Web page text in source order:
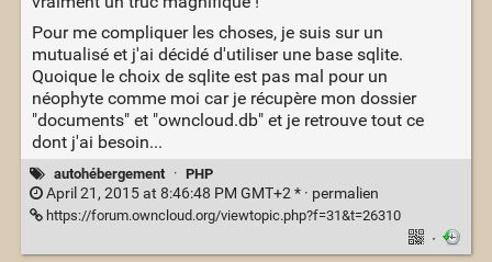
Pour me compliquer les choses, je suis sur un
mutualisé et j'ai décidé d'utiliser une base sqlite.
Quoique le choix de sqlite est pas mal pour un
néophyte comme moi car je récupère mon dossier
"documents" et "owncloud.db" et je retrouve tout ce
dont j'ai besoin...
autohébergement · PHP
April 21, 2015 at 8:46:48 PM GMT+2 * · permalien
https://forum.owncloud.org/viewtopic.php?f=31&t=26310
·